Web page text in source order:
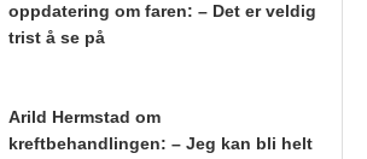
oppdatering om faren: – Det er veldig
trist å se på
Arild Hermstad om
kreftbehandlingen: – Jeg kan bli helt